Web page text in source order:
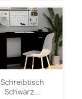
Schreibtisch
Schwarz...